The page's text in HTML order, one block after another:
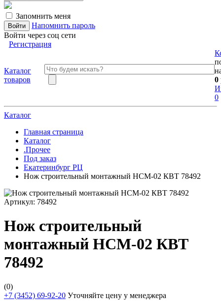
Запомнить меня
Напомнить пароль
Войти через соц сети
Регистрация
Каталог
товаров
0
0
Каталог
Главная страница
Каталог
.Прочее
Под заказ
Екатеринбург РЦ
Нож строительный монтажный НСМ-02 КВТ 78492
Артикул: 78492
Нож строительный
монтажный НСМ-02 КВТ
78492
(0)
+7 (3452) 69-92-20 Уточняйте цену у менеджера